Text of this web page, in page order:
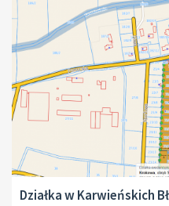
Działka w Karwieńskich